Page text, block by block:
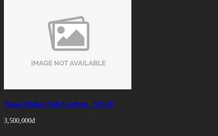
Ngọn Rhino Full Carbon - 3/8-10
3,500,000đ